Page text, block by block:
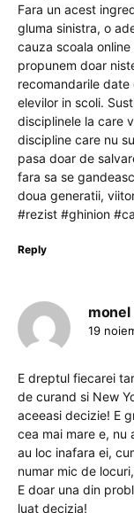
Fara un acest
gluma sinistra, o
cauza scoala
propunem doar
recomandarile
elevilor in scoli.
disciplinele la care
discipline care nu
pasa doar de
fara sa se
doua generatii,
#rezist #ghinion
Reply
monel
19
E dreptul fiecarei
de curand si New
aceeasi decizie! E
cea mai mare e, nu
au loc inafara ei,
numar mic de
E doar una din
luat decizia!